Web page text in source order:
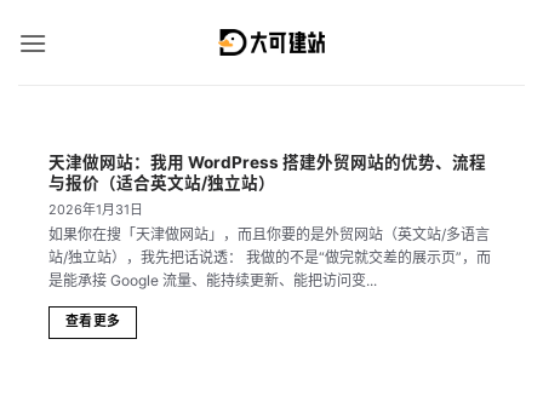
天津做网站：我用 WordPress 搭建外贸网站的优势、流程
与报价（适合英文站/独立站）
2026年1月31日
如果你在搜「天津做网站」，而且你要的是外贸网站（英文站/多语言
站/独立站），我先把话说透： 我做的不是“做完就交差的展示页”，而
是能承接 Google 流量、能持续更新、能把访问变...
查看更多